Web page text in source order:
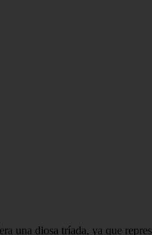
una diosa tríada, ya que